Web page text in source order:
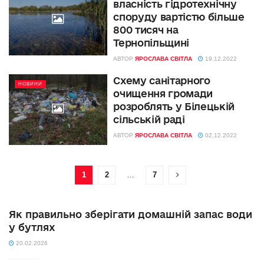
власність гідротехнічну
споруду вартістю більше
800 тисяч на
Тернопільщині
АВТОР ЯРОСЛАВА СВІТЛА 19.12.2022
НОВИНИ
Схему санітарного
очищення громади
розроблять у Білецькій
сільській раді
АВТОР ЯРОСЛАВА СВІТЛА 02.12.2022
1 2 7
Як правильно зберігати домашній запас води
у бутлях
20.02.2026